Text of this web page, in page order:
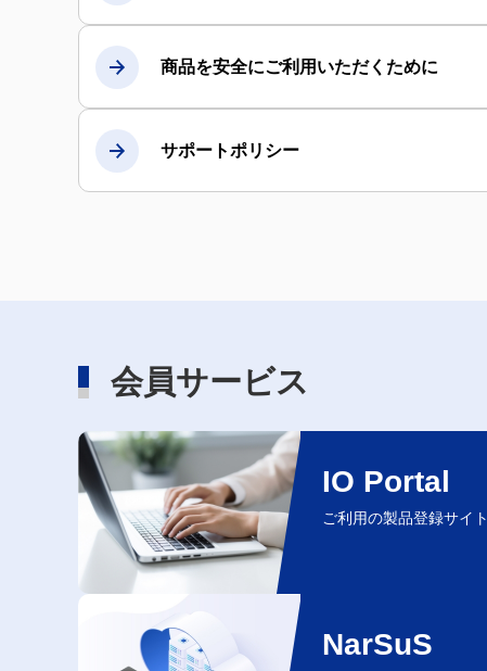
商品を安全にご利用いただくために
サポートポリシー
会員サービス
IO Portal
ご利用の製品登録サイト
NarSuS